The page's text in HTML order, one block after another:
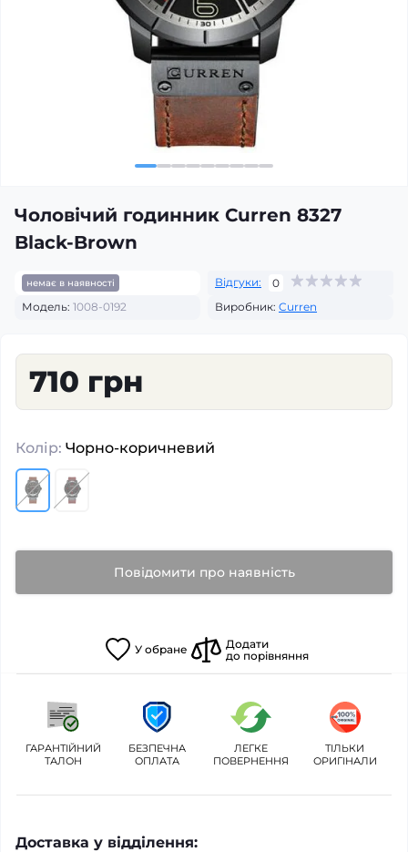
Чоловічий годинник Curren 8327
Black-Brown
немає в наявності Відгуки:
0
Модель: 1008-0192 Виробник: Curren
710 грн
Колір: Чорно-коричневий
Повідомити про наявність
У обране
Додати
до порівняння
ГАРАНТІЙНИЙ
ТАЛОН
БЕЗПЕЧНА
ОПЛАТА
ЛЕГКЕ
ПОВЕРНЕННЯ
ТІЛЬКИ
ОРИГІНАЛИ
Доставка у відділення: